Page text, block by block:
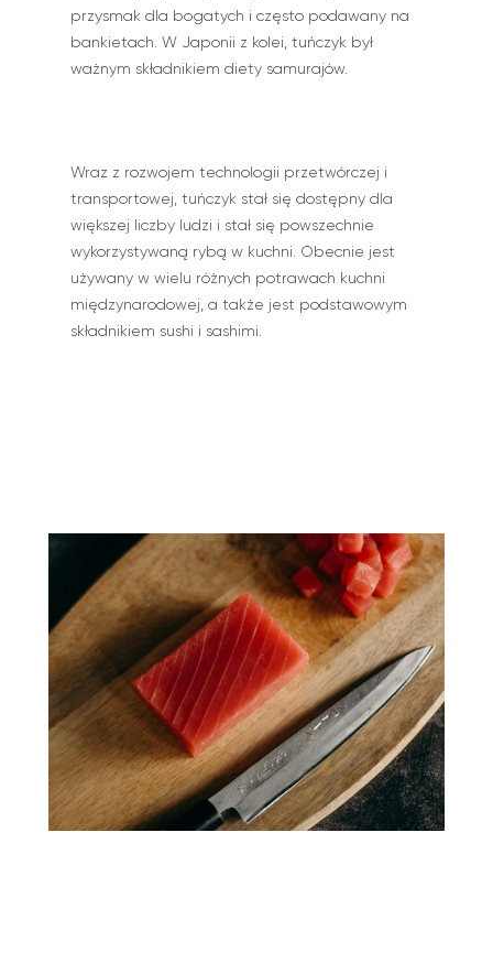
przysmak dla bogatych i często podawany na
bankietach. W Japonii z kolei, tuńczyk był
ważnym składnikiem diety samurajów.
Wraz z rozwojem technologii przetwórczej i
transportowej, tuńczyk stał się dostępny dla
większej liczby ludzi i stał się powszechnie
wykorzystywaną rybą w kuchni. Obecnie jest
używany w wielu różnych potrawach kuchni
międzynarodowej, a także jest podstawowym
składnikiem sushi i sashimi.